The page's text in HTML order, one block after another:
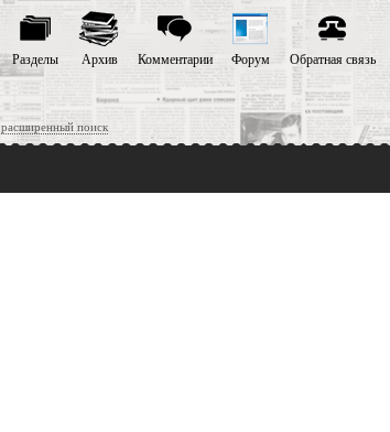
расширенный поиск
Разделы Архив Комментарии Форум Обратная связь